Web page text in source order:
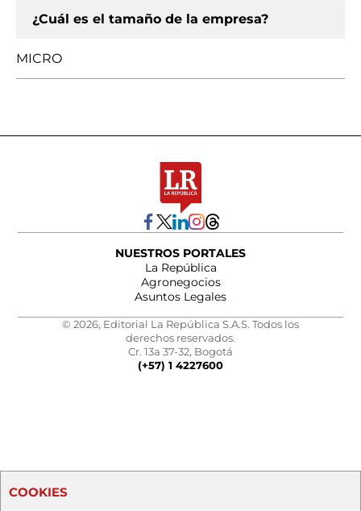
¿Cuál es el tamaño de la empresa?
MICRO
NUESTROS PORTALES
La República
Agronegocios
Asuntos Legales
© 2026, Editorial La República S.A.S. Todos los
derechos reservados.
Cr. 13a 37-32, Bogotá
(+57) 1 4227600
COOKIES